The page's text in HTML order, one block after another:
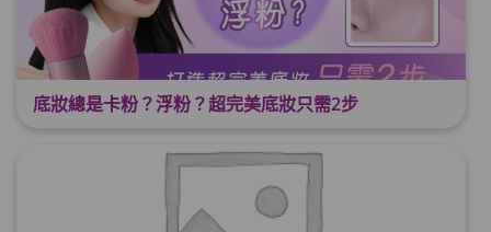
底妝總是卡粉？浮粉？超完美底妝只需2步